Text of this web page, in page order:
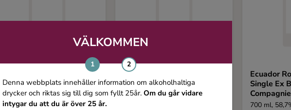
VÄLKOMMEN
Denna webbplats innehåller information om alkoholhaltiga
drycker och riktas sig till dig som fyllt 25år. Om du går vidare
intygar du att du är över 25 år.
TDL 8 years Cask #1964
700 ml, 69,5%
A-Bay Spirit Palma
Ecuador
Single Ex
700 ml,